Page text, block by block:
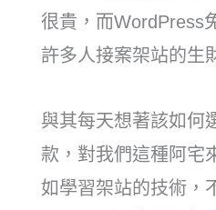
很貴，而WordPress
許多人接案架站的生
與其每天想著該如何
款，對我們這種阿宅
如學習架站的技術，